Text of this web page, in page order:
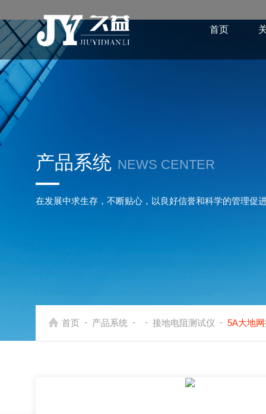
首页
产品系统 NEWS CENTER
在发展中求生存，不断贴心，以良好信誉和科学的管理促
首页 - 产品系统 - - 接地电阻测试仪 - 5A大地